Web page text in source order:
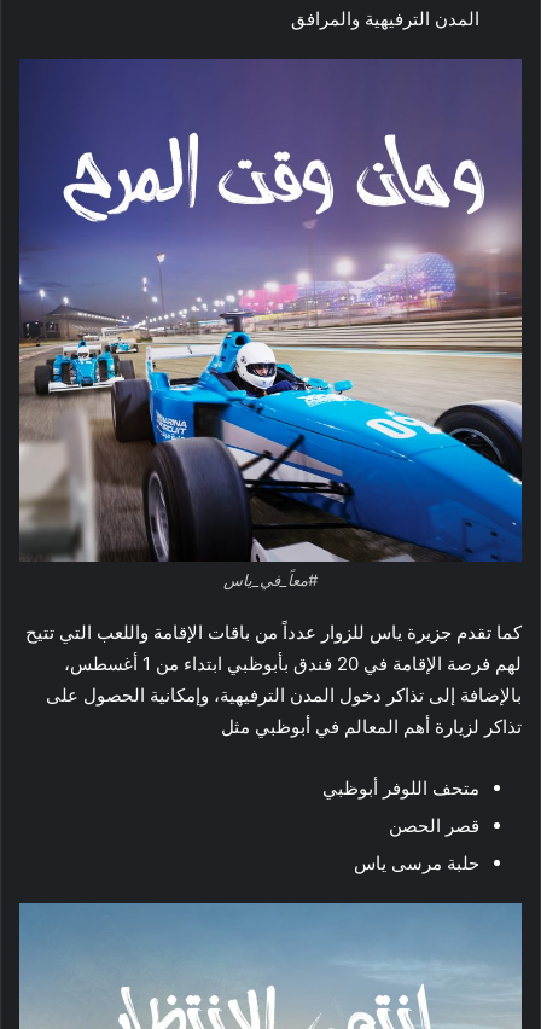
المدن الترفيهية والمرافق
#معاً_في_ياس
كما تقدم جزيرة ياس للزوار عدداً من باقات الإقامة واللعب التي تتيح
لهم فرصة الإقامة في 20 فندق بأبوظبي ابتداء من 1 أغسطس،
بالإضافة إلى تذاكر دخول المدن الترفيهية، وإمكانية الحصول على
تذاكر لزيارة أهم المعالم في أبوظبي مثل
متحف اللوفر أبوظبي
قصر الحصن
حلبة مرسى ياس